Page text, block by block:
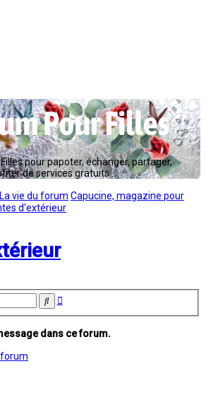
pour papoter, échanger, partager,
de services gratuits...
La vie du forum Capucine, magazine pour
d'extérieur
Rechercher
Recherche
dans ce forum.
forum